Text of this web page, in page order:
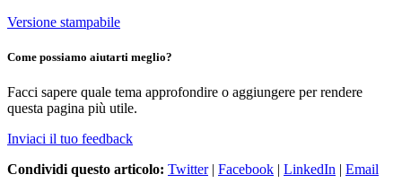
Versione stampabile
Come possiamo aiutarti meglio?
Facci sapere quale tema approfondire o aggiungere per rendere
questa pagina più utile.
Inviaci il tuo feedback
Condividi questo articolo: Twitter| Facebook | LinkedIn | Email